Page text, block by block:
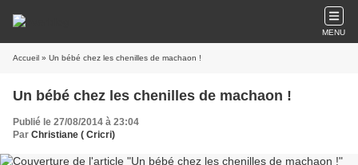
MENU
Accueil » Un bébé chez les chenilles de machaon !
Un bébé chez les chenilles de machaon !
Publié le 27/08/2014 à 23:04
Par Christiane ( Cricri)